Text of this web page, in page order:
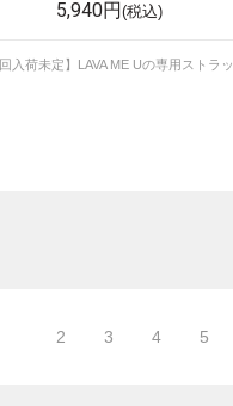
5,940円(税込)
回入荷未定】LAVA ME Uの専用ストラッ
2 3 4 5